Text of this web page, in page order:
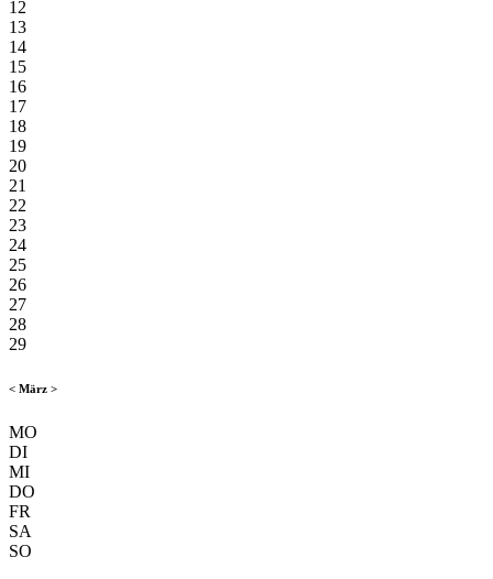
12
13
14
15
16
17
18
19
20
21
22
23
24
25
26
27
28
29
< März >
MO
DI
MI
DO
FR
SA
SO